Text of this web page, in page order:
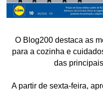
O Blog200 destaca as
para a cozinha e
das
A partir de sexta-feira,